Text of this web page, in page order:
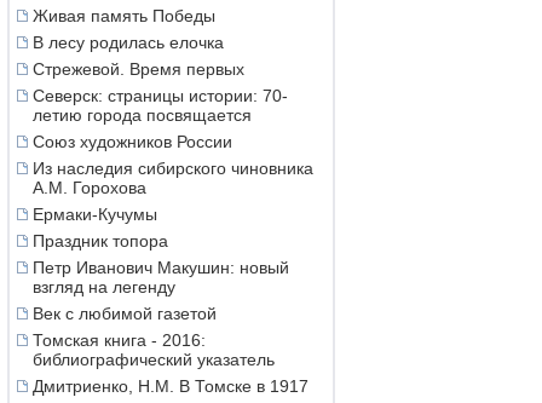
Живая память Победы
В лесу родилась елочка
Стрежевой. Время первых
Северск: страницы истории: 70-
летию города посвящается
Союз художников России
Из наследия сибирского чиновника
А.М. Горохова
Ермаки-Кучумы
Праздник топора
Петр Иванович Макушин: новый
взгляд на легенду
Век с любимой газетой
Томская книга - 2016:
библиографический указатель
Дмитриенко, Н.М. В Томске в 1917